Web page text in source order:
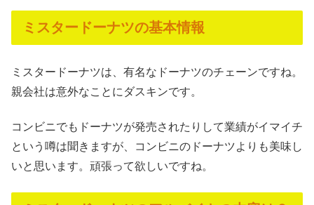
ミスタードーナツの基本情報
ミスタードーナツは、有名なドーナツのチェーンですね。
親会社は意外なことにダスキンです。
コンビニでもドーナツが発売されたりして業績がイマイチ
という噂は聞きますが、コンビニのドーナツよりも美味し
いと思います。頑張って欲しいですね。